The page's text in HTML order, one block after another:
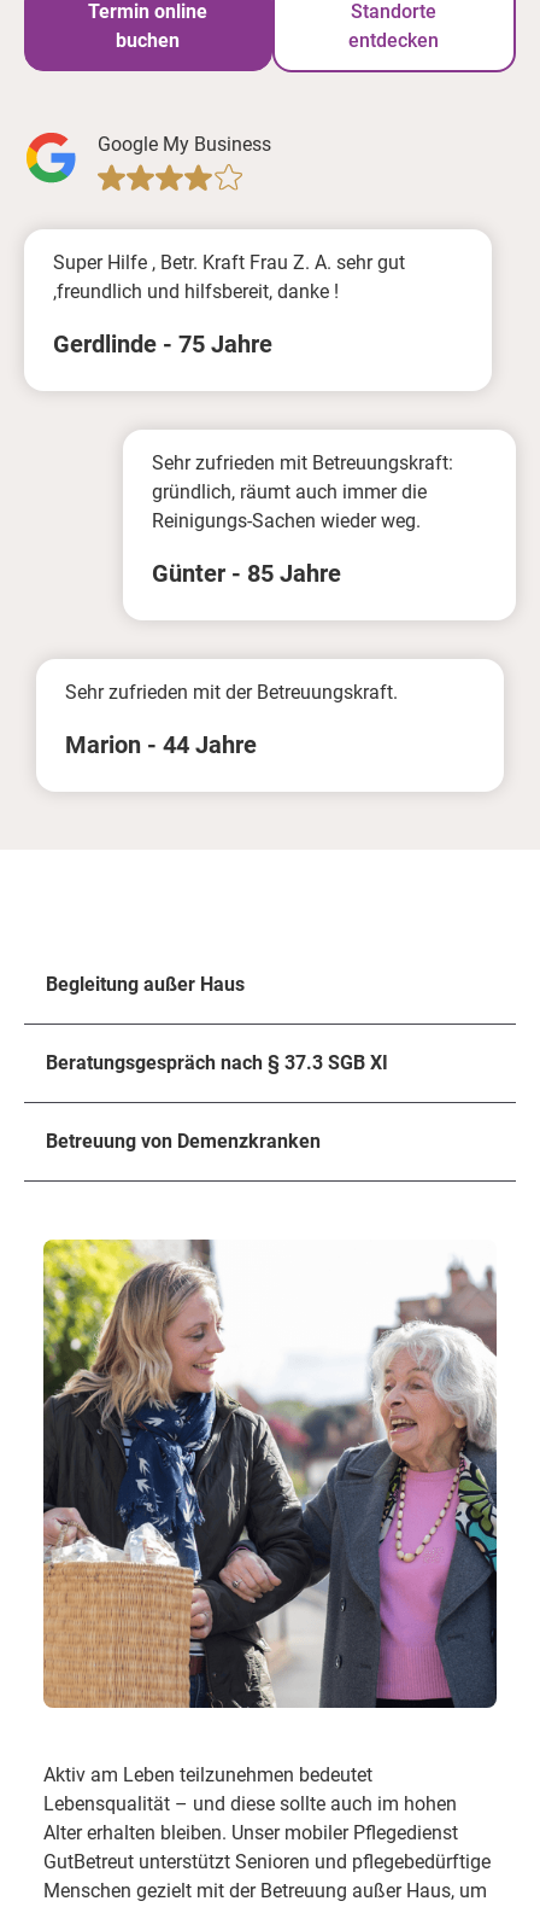
Termin online
buchen
Standorte
entdecken
Google My Business
Super Hilfe , Betr. Kraft Frau Z. A. sehr gut
,freundlich und hilfsbereit, danke !
Gerdlinde - 75 Jahre
Sehr zufrieden mit Betreuungskraft:
gründlich, räumt auch immer die
Reinigungs-Sachen wieder weg.
Günter - 85 Jahre
Sehr zufrieden mit der Betreuungskraft.
Marion - 44 Jahre
Begleitung außer Haus
Beratungsgespräch nach § 37.3 SGB XI
Betreuung von Demenzkranken
Aktiv am Leben teilzunehmen bedeutet
Lebensqualität – und diese sollte auch im hohen
Alter erhalten bleiben. Unser mobiler Pflegedienst
GutBetreut unterstützt Senioren und pflegebedürftige
Menschen gezielt mit der Betreuung außer Haus, um